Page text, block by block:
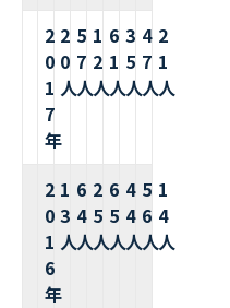
2
0
1
7
年
2
0
人
5
7
人
1
2
人
6
1
人
3
5
人
4
7
人
2
1
人
2
0
1
6
年
1
3
人
6
4
人
2
5
人
6
5
人
4
4
人
5
6
人
1
4
人